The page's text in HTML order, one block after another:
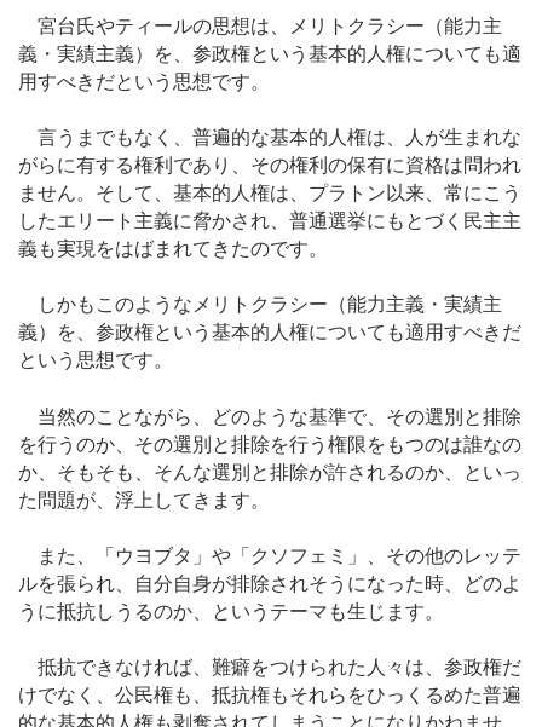
宮台氏やティールの思想は、メリトクラシー（能力主
義・実績主義）を、参政権という基本的人権についても適
用すべきだという思想です。
言うまでもなく、普遍的な基本的人権は、人が生まれな
がらに有する権利であり、その権利の保有に資格は問われ
ません。そして、基本的人権は、プラトン以来、常にこう
したエリート主義に脅かされ、普通選挙にもとづく民主主
義も実現をはばまれてきたのです。
しかもこのようなメリトクラシー（能力主義・実績主
義）を、参政権という基本的人権についても適用すべきだ
という思想です。
当然のことながら、どのような基準で、その選別と排除
を行うのか、その選別と排除を行う権限をもつのは誰なの
か、そもそも、そんな選別と排除が許されるのか、といっ
た問題が、浮上してきます。
また、「ウヨブタ」や「クソフェミ」、その他のレッテ
ルを張られ、自分自身が排除されそうになった時、どのよ
うに抵抗しうるのか、というテーマも生じます。
抵抗できなければ、難癖をつけられた人々は、参政権だ
けでなく、公民権も、抵抗権もそれらをひっくるめた普遍
的な基本的人権も剥奪されてしまうことになりかねませ